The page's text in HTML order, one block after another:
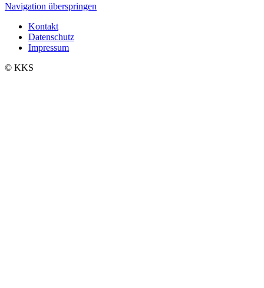
Navigation überspringen
Kontakt
Datenschutz
Impressum
© KKS